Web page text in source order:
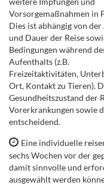
Vorsorgemaßnahmen in
Dies ist abhängig von
und Dauer der Reise
Bedingungen während
Aufenthalts (z.B.
Freizeitaktivitäten,
Ort, Kontakt zu Tieren).
Gesundheitszustand der
Vorerkrankungen sowie
entscheidend.
Eine individuelle
sechs Wochen vor der
damit sinnvolle und
ausgewählt werden